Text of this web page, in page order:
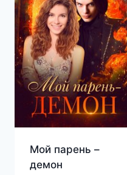
Мой парень –
демон